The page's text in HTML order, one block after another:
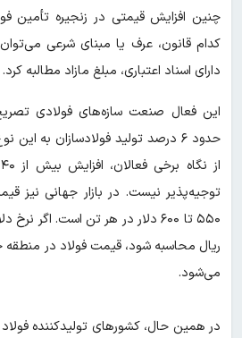
چنین افزایش قیمتی در زنجیره تأمین
کدام قانون، عرف یا مبنای شرعی
دارای اسناد اعتباری، مبلغ مازاد مطالبه کرد.
این فعال صنعت سازه‌های فولادی
حدود ۶ درصد تولید فولادسازان به
توجیه‌پذیر نیست. در بازار جهانی نیز
می‌شود.
در همین حال، کشورهای تولیدکننده